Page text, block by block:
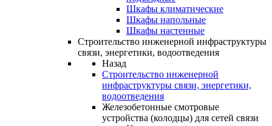
Шкафы климатические
Шкафы напольные
Шкафы настенные
Строительство инженерной инфраструктуры
связи, энергетики, водоотведения
Назад
Строительство инженерной
инфраструктуры связи, энергетики,
водоотведения
Железобетонные смотровые
устройства (колодцы) для сетей связи